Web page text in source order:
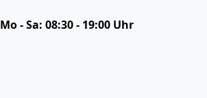
Mo - Sa: 08:30 - 19:00 Uhr